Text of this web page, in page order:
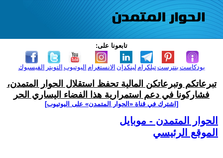
تابعونا على:
الفيسبوك التويتر اليوتيوب الانستغرام لينكدإن تيلكرامبنترست بودكاست
تبرعاتكم وتبرعاتكن المالية تحفظ استقلال الحوار المتمدن،
فشاركونا في دعم استمرارية هذا الفضاء اليساري الحر
[اشترك في قناة ‫«الحوار المتمدن» على اليوتيوب]
الحوار المتمدن - موبايل
الموقع الرئيسي